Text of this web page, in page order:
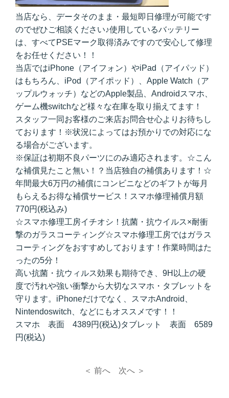
当店なら、データそのまま・最短即日修理が可能です
のでぜひご相談ください♪使用しているバッテリー
は、すべてPSEマーク取得済みですので安心して修理
をお任せください！！
当店ではiPhone（アイフォン）やiPad（アイパッド）
はもちろん、iPod（アイポッド）、Apple Watch（ア
ップルウォッチ）などのApple製品、Androidスマホ、
ゲーム機switchなど様々な在庫を取り揃えてます！
スタッフ一同お客様のご来店お問合せ心よりお待ちし
ております！※状況によってはお預かりでの対応にな
る場合がございます。
※保証は初期不良パーツにのみ適応されます。☆こん
な補償見たこと無い！？当店独自の補償あります！☆
年間最大6万円の補償にコンビニなどのギフトが毎月
もらえるお得な補償サービス！スマホ修理補償月額
770円(税込み)
☆スマホ修理工房イチオシ！抗菌・抗ウイルス×耐衝
撃のガラスコーティング☆スマホ修理工房ではガラス
コーティングをおすすめしております！作業時間はた
ったの5分！
高い抗菌・抗ウィルス効果も期待でき、9H以上の硬
度で汚れや強い衝撃から大切なスマホ・タブレットを
守ります。iPhoneだけでなく、スマホAndroid、
Nintendoswitch、などにもオススメです！！
スマホ 表面 4389円(税込)タブレット 表面 6589
円(税込)
＜ 前へ 次へ ＞